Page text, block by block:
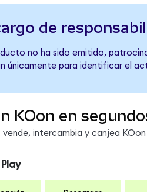
de
no ha sido emitido,
únicamente para identificar el
KOon en
vende, intercambia y canjea